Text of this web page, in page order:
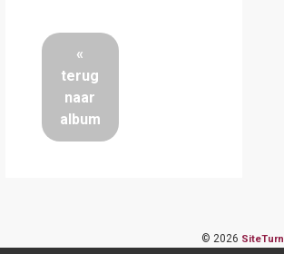
«
terug
naar
album
© 2026 SiteTurn